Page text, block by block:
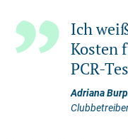
Ich
Kosten
PCR-
Adriana